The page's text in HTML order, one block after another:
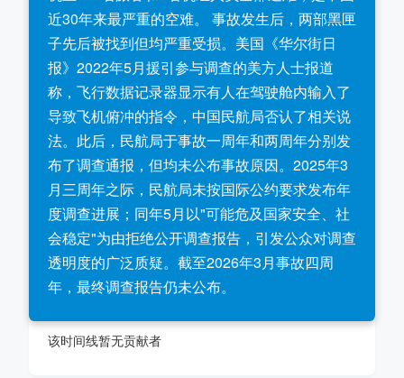
近30年来最严重的空难。 事故发生后，两部黑匣
子先后被找到但均严重受损。美国《华尔街日
报》2022年5月援引参与调查的美方人士报道
称，飞行数据记录器显示有人在驾驶舱内输入了
导致飞机俯冲的指令，中国民航局否认了相关说
法。此后，民航局于事故一周年和两周年分别发
布了调查通报，但均未公布事故原因。2025年3
月三周年之际，民航局未按国际公约要求发布年
度调查进展；同年5月以"可能危及国家安全、社
会稳定"为由拒绝公开调查报告，引发公众对调查
透明度的广泛质疑。截至2026年3月事故四周
年，最终调查报告仍未公布。
该时间线暂无贡献者